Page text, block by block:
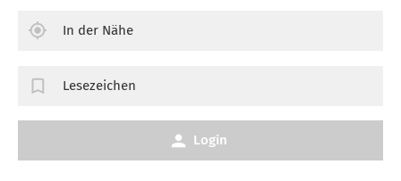
In der Nähe
Lesezeichen
Login